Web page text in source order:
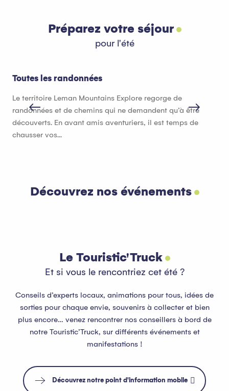
Préparez votre séjour
pour l'été
Toutes les randonnées
Le territoire Leman Mountains Explore regorge de
randonnées et de chemins qui ne demandent qu’à être
découverts. En avant amis aventuriers, il est temps de
chausser vos...
Découvrez nos événements
Tout l’agenda
Le Touristic'Truck
Et si vous le rencontriez cet été ?
Conseils d’experts locaux, animations pour tous, idées de
sorties pour chaque envie, souvenirs à collecter et bien
plus encore… venez rencontrer nos conseillers à bord de
notre Touristic’Truck, sur différents événements et
manifestations !
Découvrez notre point d'information mobile